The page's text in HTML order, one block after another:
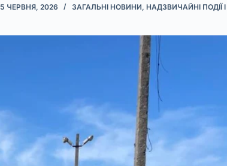
5 ЧЕРВНЯ, 2026 ЗАГАЛЬНІ НОВИНИ, НАДЗВИЧАЙНІ ПОДІЇ